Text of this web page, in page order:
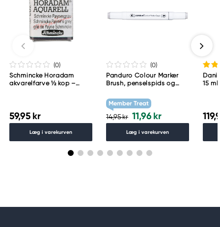
Copic
Too Marker Products Inc.
Meguro Higashiyama Bldg., 1-4-4 Higashiyama,
Meguro-ku
www.toomarker.co.jp
(0)
Schmincke Horadam
akvarelfarve ½ kop –
59,95 kr
Læg i varekurven
(0)
Panduro Colour Marker
Brush, penselspids og
grey 1 WG1
Member Treat
14,95 kr 11,96 kr
Læg i varekurven
15